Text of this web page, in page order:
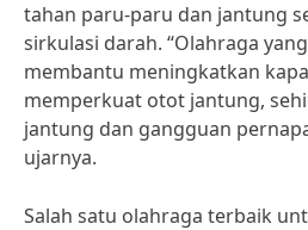
tahan paru-paru dan jantung
sirkulasi darah. “Olahraga
membantu meningkatkan
memperkuat otot jantung,
jantung dan gangguan
ujarnya.
Salah satu olahraga terbaik